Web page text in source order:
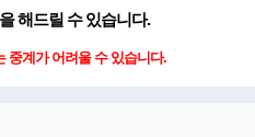
해드릴 수 있습니다.
중계가 어려울 수 있습니다.